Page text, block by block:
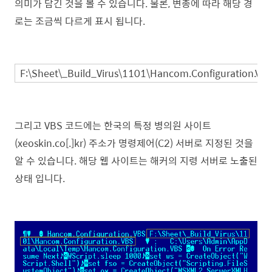
의미가 담긴 것을 볼 수 있습니다. 물론, 변종에 따라 해당 경
로는 조금씩 다르게 표시 됩니다.
그리고 VBS 코드에는 한국의 특정 병의원 사이트
(xeoskin.co[.]kr) 주소가 명령제어(C2) 서버로 지정된 것을
알 수 있습니다. 해당 웹 사이트는 해커의 지령 서버로 노출된
상태 입니다.